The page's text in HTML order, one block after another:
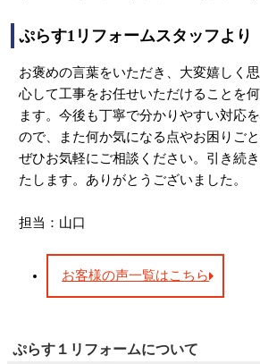
ぷらす1リフォームスタッフより
お褒めの言葉をいただき、大変嬉しく
心して工事をお任せいただけることを
ます。今後も丁寧で分かりやすい対応
ので、また何か気になる点やお困りご
ぜひお気軽にご相談ください。引き続
たします。ありがとうございました。
担当：山口
お客様の声一覧はこちら
ぷらす１リフォームについて